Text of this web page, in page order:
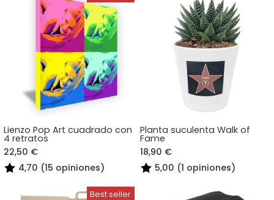
Lienzo Pop Art cuadrado con
4 retratos
22,50 €
4,70 (15 opiniones)
Planta suculenta Walk of
Fame
18,90 €
5,00 (1 opiniones)